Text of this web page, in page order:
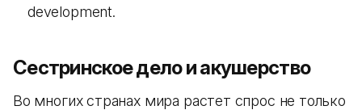
development.
Сестринское дело и акушерство
Во многих странах мира растет спрос не только